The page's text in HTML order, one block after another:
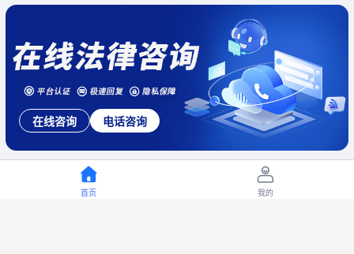
民再2
在线咨询 电话咨询
首页 我的